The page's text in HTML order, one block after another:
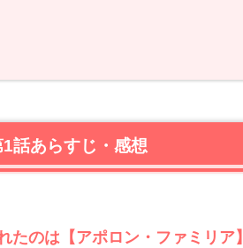
あらすじ・感想
！
1話あらすじ・感想
のは【アポロン・ファミリア】